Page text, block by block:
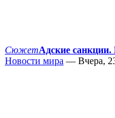
СюжетАдские
Новости мира — Вчера,